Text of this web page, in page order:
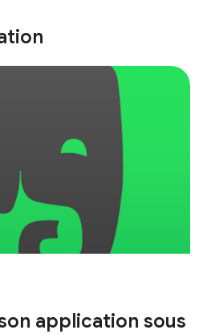
application sous